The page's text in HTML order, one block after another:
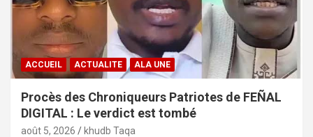
ACCUEIL ACTUALITE ALA UNE
Procès des Chroniqueurs Patriotes de FEÑAL
DIGITAL : Le verdict est tombé
août 5, 2026 khudb Taqa